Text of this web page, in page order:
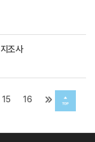
조사
15 16